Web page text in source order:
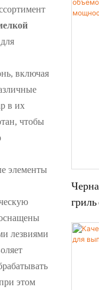
включая
в их
чтобы
элементы
лезвиями
этом